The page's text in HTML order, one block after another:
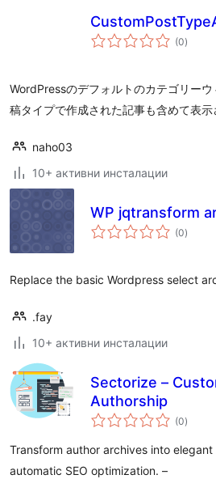
(0общо
оценки
)
WordPressのデフォルトのカテゴリー
稿タイプで作成された記事も含めて表示
naho03
10+ активни инсталации
WP jqtransform
(0общо
оценки
)
Replace the basic Wordpress select
.fay
10+ активни инсталации
Sectorize –
Authorship
(0общо
оценки
)
Transform author archives into
automatic SEO optimization. –